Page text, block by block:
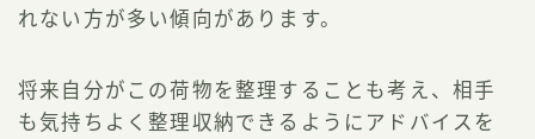
れない方が多い傾向があります。
将来自分がこの荷物を整理することも考え、相手
も気持ちよく整理収納できるようにアドバイスを